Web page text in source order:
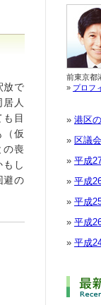
放で
人
目
（仮
の喪
し
避の
前東京都
» プロフ
» 港区
» 区議
» 平成
» 平成
» 平成
» 平成
» 平成